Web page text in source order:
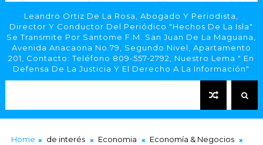
Leandro Ortiz De La Rosa, Abogado Y Periodista,
Director Y Conductor Del Periódico "Hechos De La Isla"
Se Transmite Por Santome F.M. San Juan De La Maguana,
Avenida Anacaona No.79, Segundo Nivel, Apartamento
201, Contacto: Teléfono 809-557-2792, Nuestro Lema " En
Defensa De La Justicia Y El Derecho A La Información"
Home de interés Economia
Economía & Negocios